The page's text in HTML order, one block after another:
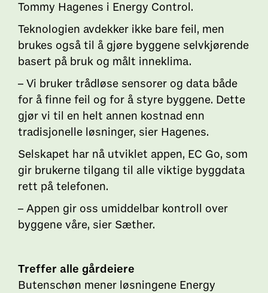
Tommy Hagenes i Energy Control.
Teknologien avdekker ikke bare feil, men
brukes også til å gjøre byggene selvkjørende
basert på bruk og målt inneklima.
– Vi bruker trådløse sensorer og data både
for å finne feil og for å styre byggene. Dette
gjør vi til en helt annen kostnad enn
tradisjonelle løsninger, sier Hagenes.
Selskapet har nå utviklet appen, EC Go, som
gir brukerne tilgang til alle viktige byggdata
rett på telefonen.
– Appen gir oss umiddelbar kontroll over
byggene våre, sier Sæther.
Treffer alle gårdeiere
Butenschøn mener løsningene Energy